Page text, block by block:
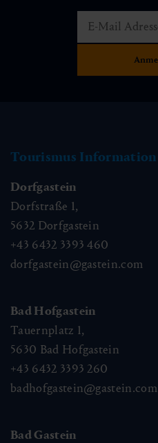
Tourismus Information
Dorfgastein
Dorfstraße 1,
5632 Dorfgastein
+43 6432 3393 460
dorfgastein@gastein.com
Bad Hofgastein
Tauernplatz 1,
5630 Bad Hofgastein
+43 6432 3393 260
badhofgastein@gastein.com
Bad Gastein